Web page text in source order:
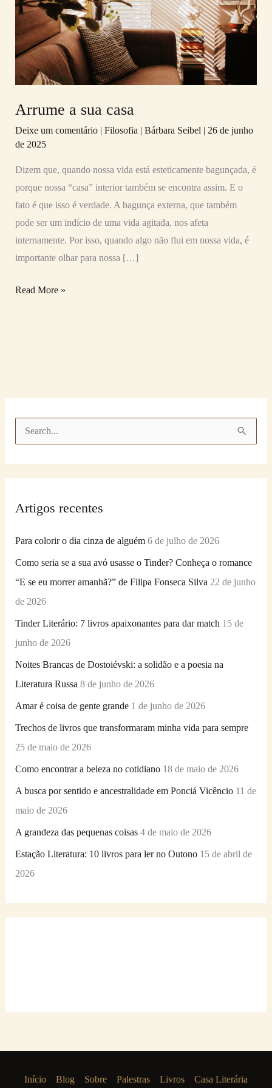
Arrume a sua casa
Deixe um comentário | Filosofia | Bárbara Seibel | 26 de junho
de 2025
Dizem que, quando nossa vida está esteticamente bagunçada, é
porque nossa “casa” interior também se encontra assim. E o
fato é que isso é verdade. A bagunça externa, que também
pode ser um indício de uma vida agitada, nos afeta
internamente. Por isso, quando algo não flui em nossa vida, é
importante olhar para nossa […]
casa
Read More »
u
o
r
:
Artigos recentes
Para colorir o dia cinza de alguém 6 de julho de 2026
Como seria se a sua avó usasse o Tinder? Conheça o romance
“E se eu morrer amanhã?” de Filipa Fonseca Silva 22 de junho
de 2026
Tinder Literário: 7 livros apaixonantes para dar match 15 de
junho de 2026
Noites Brancas de Dostoiévski: a solidão e a poesia na
Literatura Russa 8 de junho de 2026
Amar é coisa de gente grande 1 de junho de 2026
Trechos de livros que transformaram minha vida para sempre
25 de maio de 2026
Como encontrar a beleza no cotidiano 18 de maio de 2026
A busca por sentido e ancestralidade em Ponciá Vicêncio 11 de
maio de 2026
A grandeza das pequenas coisas 4 de maio de 2026
Estação Literatura: 10 livros para ler no Outono 15 de abril de
2026
Início Blog Sobre Palestras Livros Casa Literária